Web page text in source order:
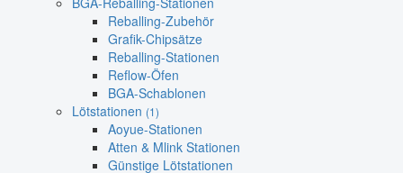
Reballing-Zubehör
Grafik-Chipsätze
Reballing-Stationen
Reflow-Öfen
BGA-Schablonen
Lötstationen (1)
Aoyue-Stationen
Atten & Mlink Stationen
Günstige Lötstationen